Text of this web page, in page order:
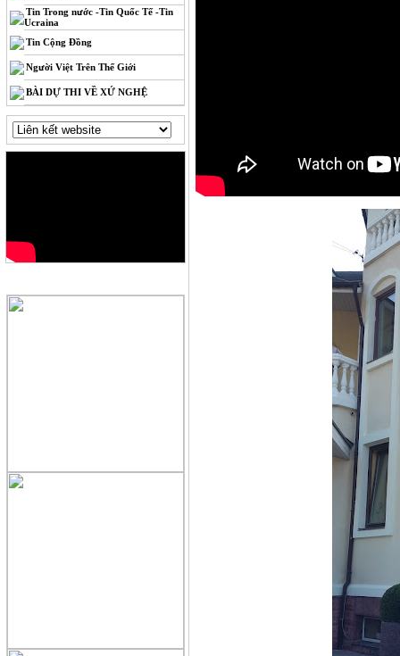
Tin Trong nước -Tin Quốc Tế -Tin
Ucraina
Tin Cộng Đồng
Người Việt Trên Thế Giới
BÀI DỰ THI VỀ XỨ NGHỆ